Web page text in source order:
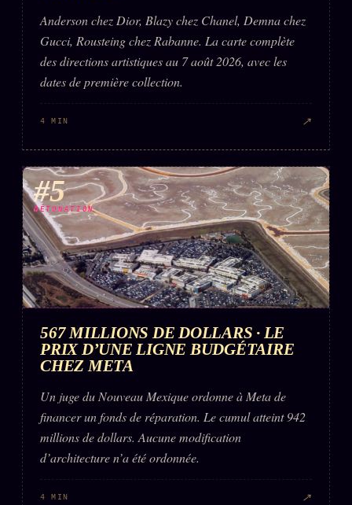
Anderson chez Dior, Blazy chez Chanel, Demna chez
Gucci, Rousteing chez Rabanne. La carte complète
des directions artistiques au 7 août 2026, avec les
dates de première collection.
4 MIN ↗
#5
DÉTONATION
567 MILLIONS DE DOLLARS · LE
PRIX D’UNE LIGNE BUDGÉTAIRE
CHEZ META
Un juge du Nouveau Mexique ordonne à Meta de
financer un fonds de réparation. Le cumul atteint 942
millions de dollars. Aucune modification
d’architecture n’a été ordonnée.
4 MIN ↗